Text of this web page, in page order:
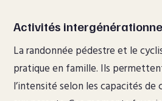
Activités
La randonnée pédestre et le
pratique en famille. Ils
l’intensité selon les capacités de